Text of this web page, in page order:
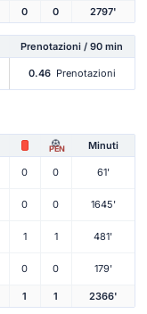
0 0 2797'
Prenotazioni / 90 min
0.46 Prenotazioni
PEN Minuti
0 0 61'
0 0 1645'
1 1 481'
0 0 179'
1 1 2366'